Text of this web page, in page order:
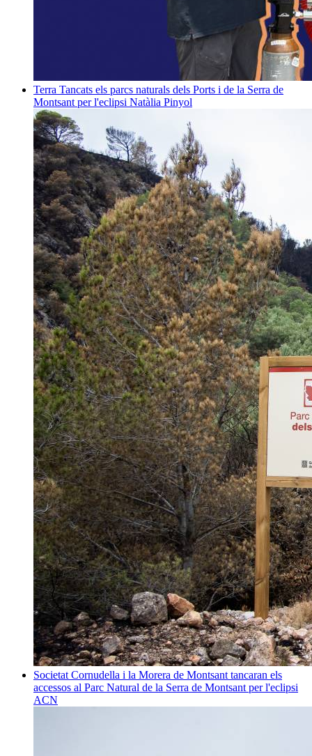
Terra Tancats els parcs naturals dels Ports i de la Serra de
Montsant per l'eclipsi Natàlia Pinyol
Societat Cornudella i la Morera de Montsant tancaran els
accessos al Parc Natural de la Serra de Montsant per l'eclipsi
ACN